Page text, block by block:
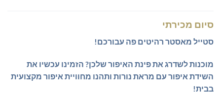
סיום מכירתי
סטייל מאסטר רהיטים פה עבורכם!
מוכנות לשדרג את פינת האיפור שלכן? הזמינו עכשיו את
השידת איפור עם מראת נורות ותהנו מחוויית איפור מקצועית
בבית!